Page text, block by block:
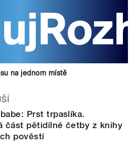
na jednom místě
Prst trpaslíka.
část pětidílné četby z knihy
pověstí